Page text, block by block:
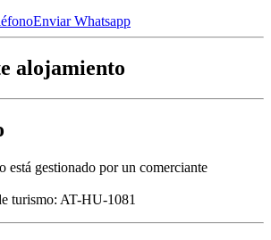
Enviar Whatsapp
alojamiento
está gestionado por un comerciante
turismo: AT-HU-1081